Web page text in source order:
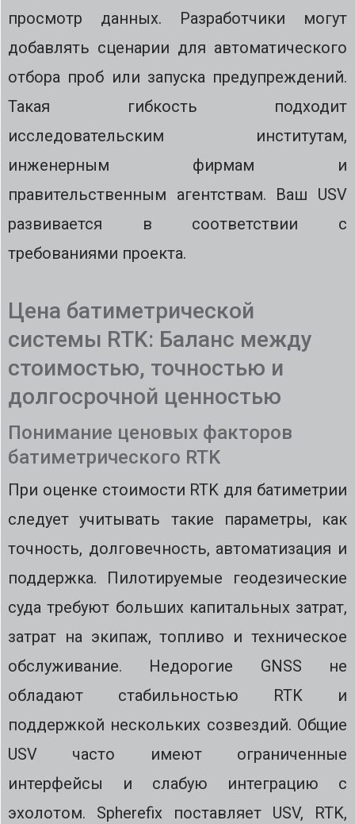
просмотр данных. Разработчики могут
добавлять сценарии для автоматического
отбора проб или запуска предупреждений.
Такая гибкость подходит
исследовательским институтам,
инженерным фирмам и
правительственным агентствам. Ваш USV
развивается в соответствии с
требованиями проекта.
Цена батиметрической
системы RTK: Баланс между
стоимостью, точностью и
долгосрочной ценностью
Понимание ценовых факторов
батиметрического RTK
При оценке стоимости RTK для батиметрии
следует учитывать такие параметры, как
точность, долговечность, автоматизация и
поддержка. Пилотируемые геодезические
суда требуют больших капитальных затрат,
затрат на экипаж, топливо и техническое
обслуживание. Недорогие GNSS не
обладают стабильностью RTK и
поддержкой нескольких созвездий. Общие
USV часто имеют ограниченные
интерфейсы и слабую интеграцию с
эхолотом. Spherefix поставляет USV, RTK,